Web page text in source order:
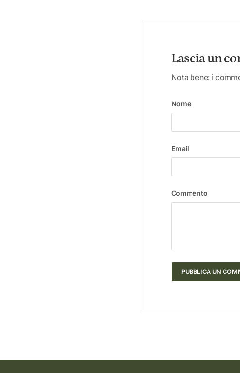
Lascia un
Nota bene: i
Nome
Email
Commento
PUBBLICA UN